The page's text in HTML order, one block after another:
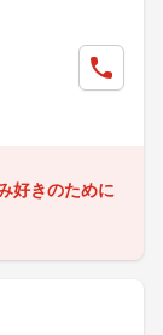
好きのために